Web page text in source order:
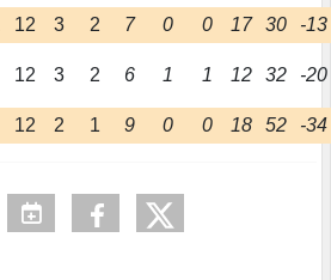
12 3 2 7 0 0 17 30 -13
12 3 2 6 1 1 12 32 -20
12 2 1 9 0 0 18 52 -34